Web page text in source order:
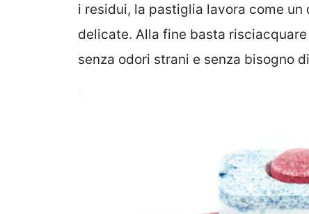
i residui, la pastiglia lavora come
delicate. Alla fine basta
senza odori strani e senza bisogno